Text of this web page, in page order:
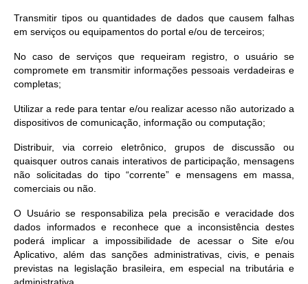
Transmitir tipos ou quantidades de dados que causem falhas
em serviços ou equipamentos do portal e/ou de terceiros;
No caso de serviços que requeiram registro, o usuário se
compromete em transmitir informações pessoais verdadeiras e
completas;
Utilizar a rede para tentar e/ou realizar acesso não autorizado a
dispositivos de comunicação, informação ou computação;
Distribuir, via correio eletrônico, grupos de discussão ou
quaisquer outros canais interativos de participação, mensagens
não solicitadas do tipo “corrente” e mensagens em massa,
comerciais ou não.
O Usuário se responsabiliza pela precisão e veracidade dos
dados informados e reconhece que a inconsistência destes
poderá implicar a impossibilidade de acessar o Site e/ou
Aplicativo, além das sanções administrativas, civis, e penais
previstas na legislação brasileira, em especial na tributária e